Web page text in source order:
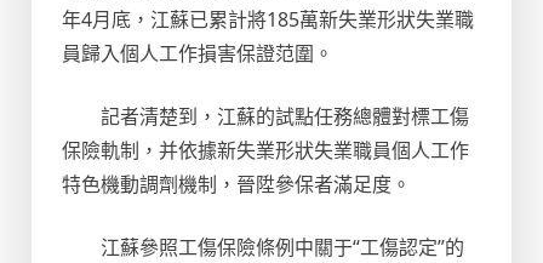
年4月底，江蘇已累計將185萬新失業形狀失業職
員歸入個人工作損害保證范圍。
記者清楚到，江蘇的試點任務總體對標工傷
保險軌制，并依據新失業形狀失業職員個人工作
特色機動調劑機制，晉陞參保者滿足度。
江蘇參照工傷保險條例中關于“工傷認定”的